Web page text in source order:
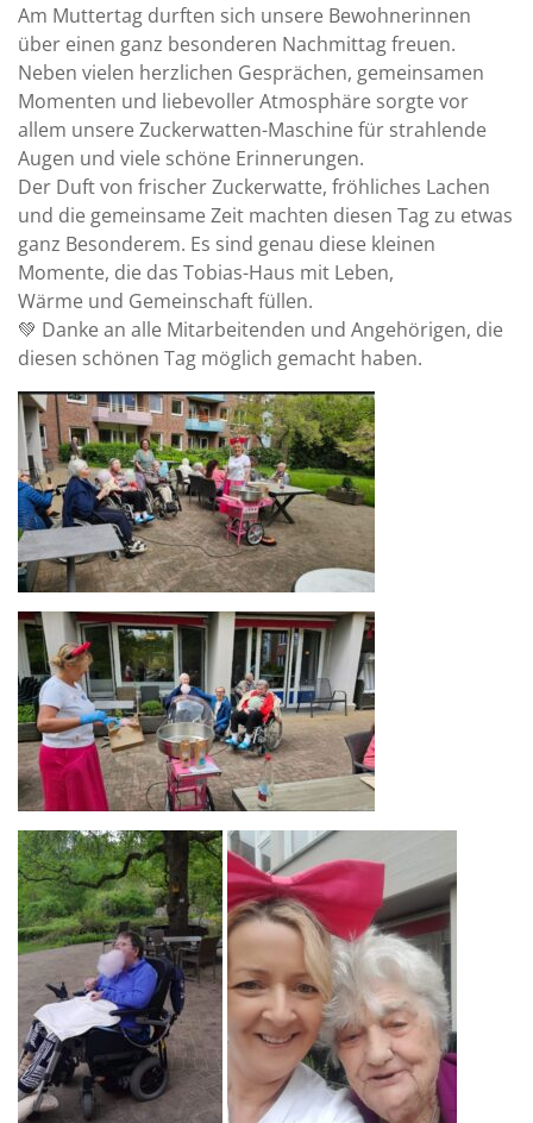
Am Muttertag durften sich unsere Bewohnerinnen
über einen ganz besonderen Nachmittag freuen.
Neben vielen herzlichen Gesprächen, gemeinsamen
Momenten und liebevoller Atmosphäre sorgte vor
allem unsere Zuckerwatten-Maschine für strahlende
Augen und viele schöne Erinnerungen.
Der Duft von frischer Zuckerwatte, fröhliches Lachen
und die gemeinsame Zeit machten diesen Tag zu etwas
ganz Besonderem. Es sind genau diese kleinen
Momente, die das Tobias-Haus mit Leben,
Wärme und Gemeinschaft füllen.
💚 Danke an alle Mitarbeitenden und Angehörigen, die
diesen schönen Tag möglich gemacht haben.